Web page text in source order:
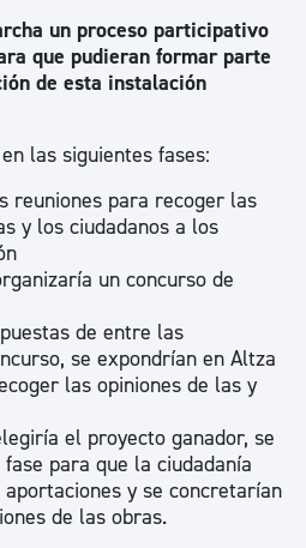
un proceso participativo
que pudieran formar parte
de esta instalación
las siguientes fases:
reuniones para recoger las
y los ciudadanos a los
un concurso de
de entre las
se expondrían en Altza
las opiniones de las y
el proyecto ganador, se
para que la ciudadanía
y se concretarían
de las obras.